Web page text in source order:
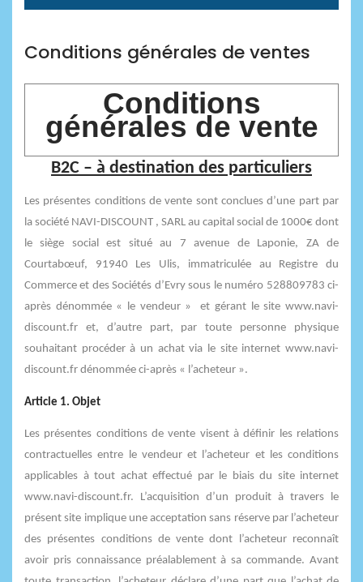
Conditions générales de ventes
Conditions
générales de vente
B2C – à destination des particuliers
Les présentes conditions de vente sont conclues d’une part par
la société NAVI-DISCOUNT , SARL au capital social de 1000€ dont
le siège social est situé au 7 avenue de Laponie, ZA de
Courtabœuf, 91940 Les Ulis, immatriculée au Registre du
Commerce et des Sociétés d’Evry sous le numéro 528809783 ci-
après dénommée « le vendeur » et gérant le site www.navi-
discount.fr et, d’autre part, par toute personne physique
souhaitant procéder à un achat via le site internet www.navi-
discount.fr dénommée ci-après « l’acheteur ».
Article 1. Objet
Les présentes conditions de vente visent à définir les relations
contractuelles entre le vendeur et l’acheteur et les conditions
applicables à tout achat effectué par le biais du site internet
www.navi-discount.fr. L’acquisition d’un produit à travers le
présent site implique une acceptation sans réserve par l’acheteur
des présentes conditions de vente dont l’acheteur reconnaît
avoir pris connaissance préalablement à sa commande. Avant